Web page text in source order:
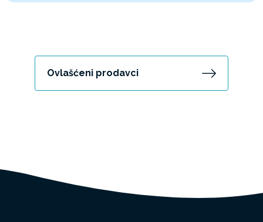
Ovlašćeni prodavci